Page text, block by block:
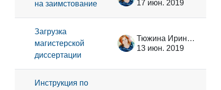
на заимстование
17 июн. 2019
Загрузка
магистерской
диссертации
Тюжина Ирина Викторовна
13 июн. 2019
Инструкция по